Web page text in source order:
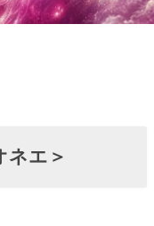
ネエ＞